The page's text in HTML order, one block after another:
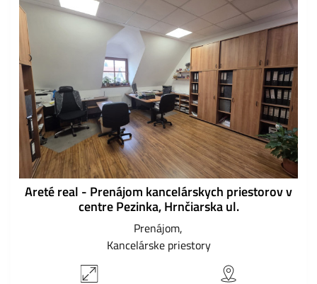
Areté real - Prenájom kancelárskych priestorov v
centre Pezinka, Hrnčiarska ul.
Prenájom
Kancelárske priestory